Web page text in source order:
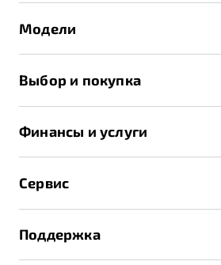
Модели
X70
Выбор и покупка
Спецпредложения и Акции
Записаться на тест-драйв
Получить предложение
Финансы и услуги
Трейд-ин
Страхование
Расчет КАСКО
Сервис
Руководство по эксплуатации
Поддержка